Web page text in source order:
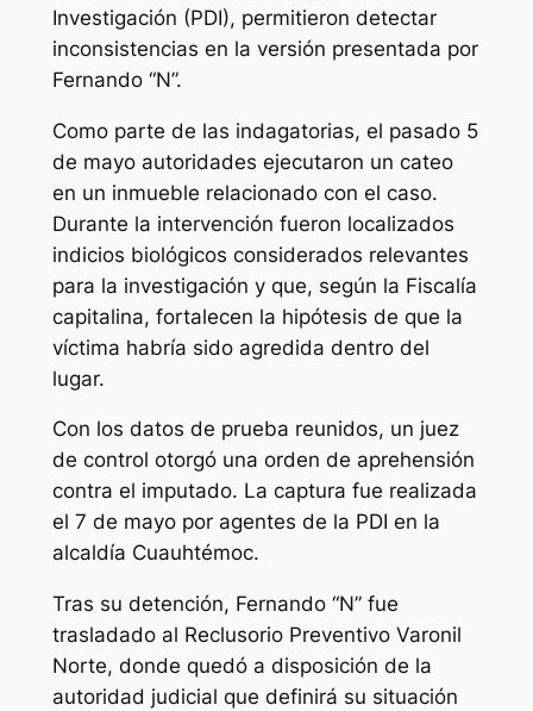
Investigación (PDI), permitieron detectar
inconsistencias en la versión presentada por
Fernando “N”.
Como parte de las indagatorias, el pasado 5
de mayo autoridades ejecutaron un cateo
en un inmueble relacionado con el caso.
Durante la intervención fueron localizados
indicios biológicos considerados relevantes
para la investigación y que, según la Fiscalía
capitalina, fortalecen la hipótesis de que la
víctima habría sido agredida dentro del
lugar.
Con los datos de prueba reunidos, un juez
de control otorgó una orden de aprehensión
contra el imputado. La captura fue realizada
el 7 de mayo por agentes de la PDI en la
alcaldía Cuauhtémoc.
Tras su detención, Fernando “N” fue
trasladado al Reclusorio Preventivo Varonil
Norte, donde quedó a disposición de la
autoridad judicial que definirá su situación